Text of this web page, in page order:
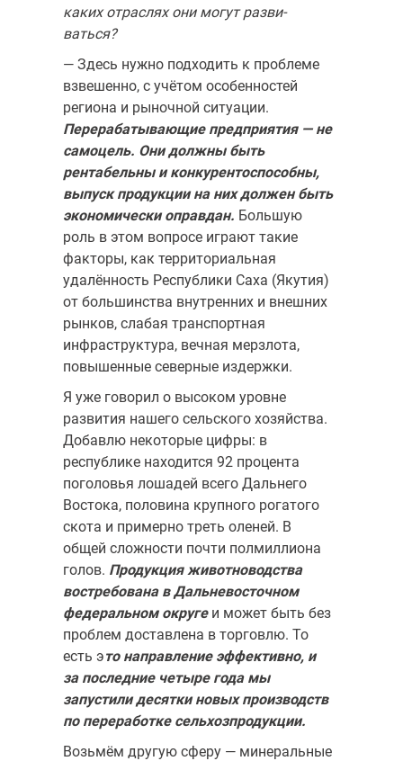
каких отраслях они могут разви­
ваться?
— Здесь нужно подходить к проблеме
взвешенно, с учётом особен­ностей
региона и рыночной ситуации.
Перерабатывающие предпри­ятия — не
самоцель. Они должны быть
рентабельны и конкурен­тоспособны,
выпуск продукции на них должен быть
экономически оправдан. Большую
роль в этом вопросе играют такие
факторы, как территориальная
удалённость Республики Саха (Якутия)
от большин­ства внутренних и внешних
рынков, слабая транспортная
инфраструк­тура, вечная мерзлота,
повышенные северные издержки.
Я уже говорил о высоком уровне
развития нашего сельского хозяй­ства.
Добавлю некоторые цифры: в
республике находится 92 процента
поголовья лошадей всего Дальнего
Востока, половина крупного рога­того
скота и примерно треть оленей. В
общей сложности почти полмил­лиона
голов. Продукция животноводства
востребована в Дальне­восточном
федеральном округе и может быть без
проблем доставле­на в торговлю. То
есть это направление эффективно, и
за последние четыре года мы
запустили десятки новых производств
по перера­ботке сельхозпродукции.
Возьмём другую сферу — минеральные